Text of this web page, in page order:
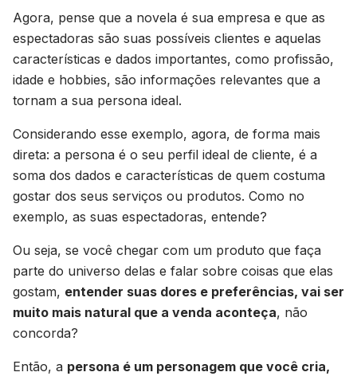
Agora, pense que a novela é sua empresa e que as
espectadoras são suas possíveis clientes e aquelas
características e dados importantes, como profissão,
idade e hobbies, são informações relevantes que a
tornam a sua persona ideal.
Considerando esse exemplo, agora, de forma mais
direta: a persona é o seu perfil ideal de cliente, é a
soma dos dados e características de quem costuma
gostar dos seus serviços ou produtos. Como no
exemplo, as suas espectadoras, entende?
Ou seja, se você chegar com um produto que faça
parte do universo delas e falar sobre coisas que elas
gostam, entender suas dores e preferências, vai ser
muito mais natural que a venda aconteça, não
concorda?
Então, a persona é um personagem que você cria,